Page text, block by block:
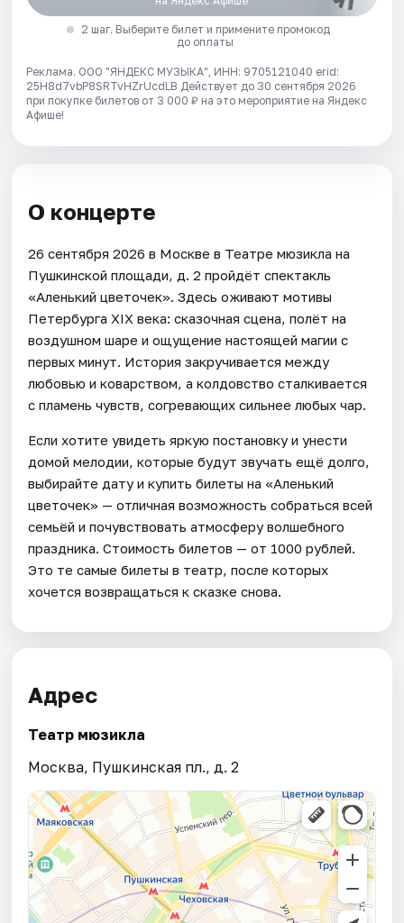
2 шаг. Выберите билет и примените промокод
до оплаты
Реклама. ООО "ЯНДЕКС МУЗЫКА", ИНН: 9705121040 erid:
25H8d7vbP8SRTvHZrUcdLB Действует до 30 сентября 2026
при покупке билетов от 3 000 ₽ на это мероприятие на Яндекс
Афише!
О концерте
26 сентября 2026 в Москве в Театре мюзикла на
Пушкинской площади, д. 2 пройдёт спектакль
«Аленький цветочек». Здесь оживают мотивы
Петербурга XIX века: сказочная сцена, полёт на
воздушном шаре и ощущение настоящей магии с
первых минут. История закручивается между
любовью и коварством, а колдовство сталкивается
с пламень чувств, согревающих сильнее любых чар.
Если хотите увидеть яркую постановку и унести
домой мелодии, которые будут звучать ещё долго,
выбирайте дату и купить билеты на «Аленький
цветочек» — отличная возможность собраться всей
семьёй и почувствовать атмосферу волшебного
праздника. Стоимость билетов — от 1000 рублей.
Это те самые билеты в театр, после которых
хочется возвращаться к сказке снова.
Адрес
Театр мюзикла
Москва, Пушкинская пл., д. 2